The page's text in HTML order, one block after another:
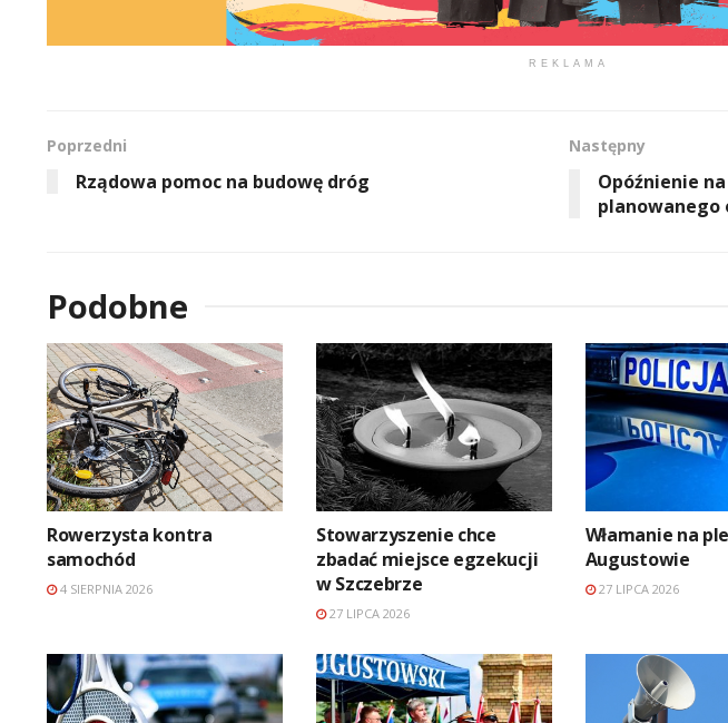
REKLAMA
Poprzedni
Rządowa pomoc na budowę dróg
Następny
Opóźnienie
planowanego
Podobne
Rowerzysta kontra
samochód
4 SIERPNIA 2026
Stowarzyszenie chce
zbadać miejsce egzekucji
w Szczebrze
27 LIPCA 2026
Włamanie na
Augustowie
27 LIPCA 2026